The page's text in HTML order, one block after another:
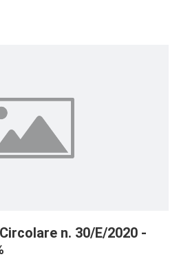
n. 30/E/2020 -